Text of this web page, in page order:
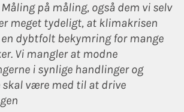
på måling, også dem vi selv
meget tydeligt, at klimakrisen
dybtfølt bekymring for mange
Vi mangler at modne
i synlige handlinger og
skal være med til at drive